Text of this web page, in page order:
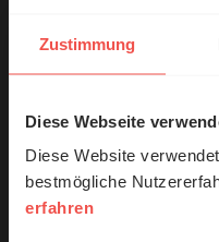
Zustimmung
Diese Webseite
Diese Website
bestmögliche
erfahren
Sie möchten noch tiefer
© Ruth Schneider /